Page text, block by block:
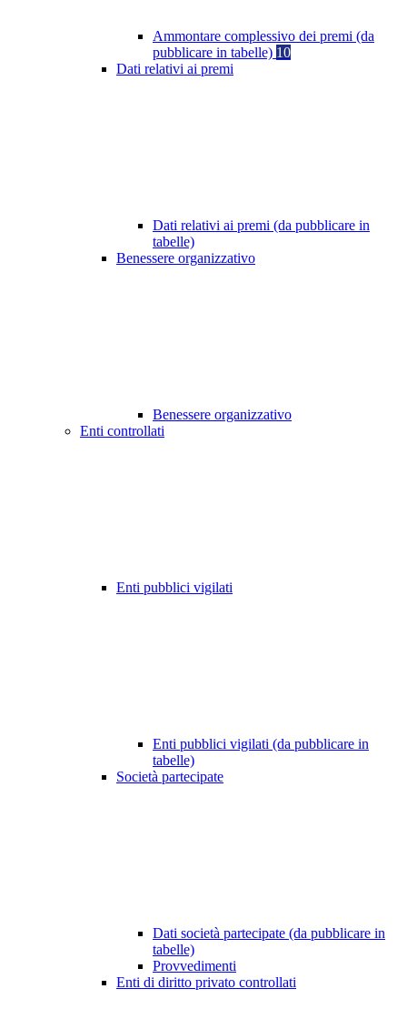
Ammontare complessivo dei premi (da
pubblicare in tabelle) 10
Dati relativi ai premi
Dati relativi ai premi (da pubblicare in
tabelle)
Benessere organizzativo
Benessere organizzativo
Enti controllati
Enti pubblici vigilati
Enti pubblici vigilati (da pubblicare in
tabelle)
Società partecipate
Dati società partecipate (da pubblicare in
tabelle)
Provvedimenti
Enti di diritto privato controllati